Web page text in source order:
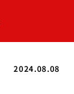
2024.08.08